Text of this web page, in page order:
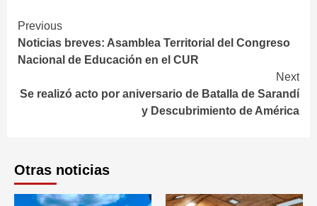
Continue
Reading
Previous
Noticias breves: Asamblea Territorial del Congreso
Nacional de Educación en el CUR
Next
Se realizó acto por aniversario de Batalla de Sarandí
y Descubrimiento de América
Otras noticias